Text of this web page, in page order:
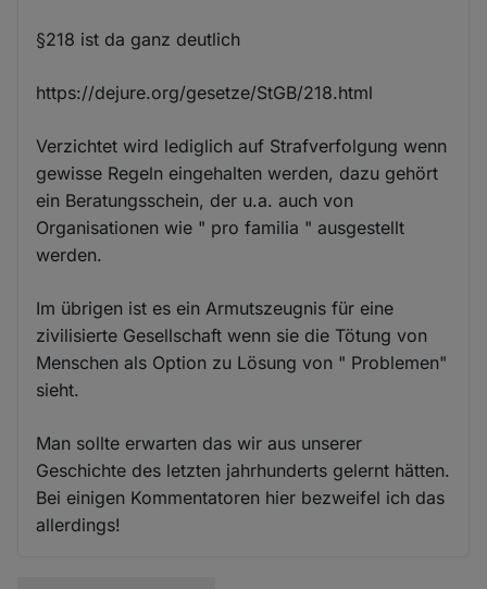
§218 ist da ganz deutlich
https://dejure.org/gesetze/StGB/218.html
Verzichtet wird lediglich auf Strafverfolgung wenn
gewisse Regeln eingehalten werden, dazu gehört
ein Beratungsschein, der u.a. auch von
Organisationen wie " pro familia " ausgestellt
werden.
Im übrigen ist es ein Armutszeugnis für eine
zivilisierte Gesellschaft wenn sie die Tötung von
Menschen als Option zu Lösung von " Problemen"
sieht.
Man sollte erwarten das wir aus unserer
Geschichte des letzten jahrhunderts gelernt hätten.
Bei einigen Kommentatoren hier bezweifel ich das
allerdings!